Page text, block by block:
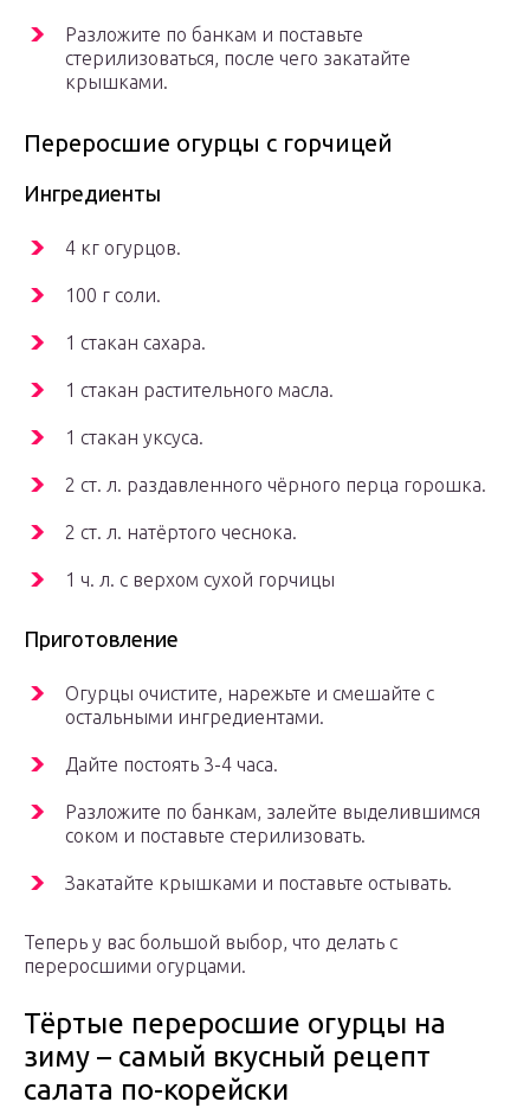
Разложите по банкам и поставьте
стерилизоваться, после чего закатайте
крышками.
Переросшие огурцы с горчицей
Ингредиенты
4 кг огурцов.
100 г соли.
1 стакан сахара.
1 стакан растительного масла.
1 стакан уксуса.
2 ст. л. раздавленного чёрного перца горошка.
2 ст. л. натёртого чеснока.
1 ч. л. с верхом сухой горчицы
Приготовление
Огурцы очистите, нарежьте и смешайте с
остальными ингредиентами.
Дайте постоять 3-4 часа.
Разложите по банкам, залейте выделившимся
соком и поставьте стерилизовать.
Закатайте крышками и поставьте остывать.
Теперь у вас большой выбор, что делать с
переросшими огурцами.
Тёртые переросшие огурцы на
зиму – самый вкусный рецепт
салата по-корейски